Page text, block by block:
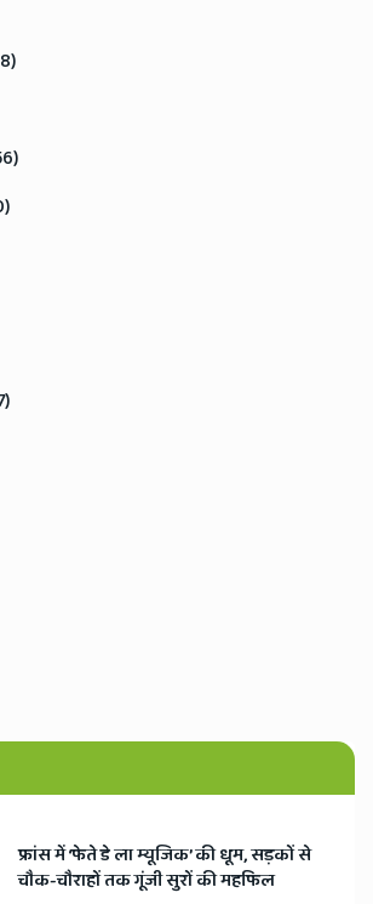
​फ्रांस में ‘फेते डे ला म्यूजिक’ की धूम, सड़कों से
चौक-चौराहों तक गूंजी सुरों की महफिल